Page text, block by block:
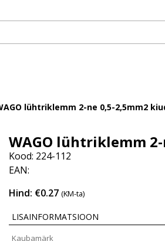
lühtriklemm 2-ne 0,5-2,5mm2
WAGO lühtriklemm
Kood: 224-112
EAN:
Hind: €0.27(KM-ta)
LISAINFORMATSIOON
Kaubamärk